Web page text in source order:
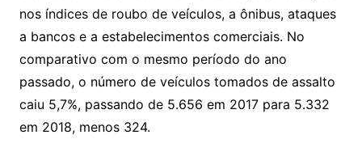
nos índices de roubo de veículos, a ônibus, ataques
a bancos e a estabelecimentos comerciais. No
comparativo com o mesmo período do ano
passado, o número de veículos tomados de assalto
caiu 5,7%, passando de 5.656 em 2017 para 5.332
em 2018, menos 324.